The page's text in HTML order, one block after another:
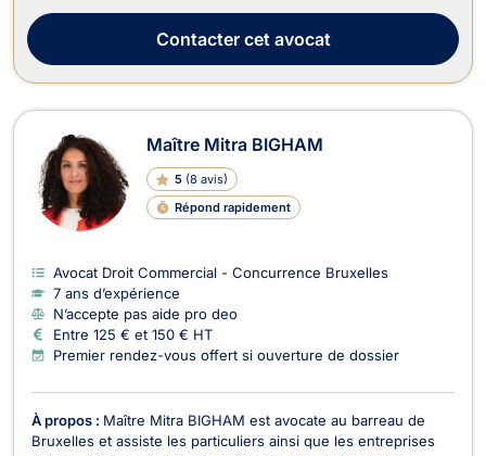
Contactercet avocat
Maître Mitra BIGHAM
5 (8 avis)
Répond rapidement
Avocat Droit Commercial - Concurrence Bruxelles
7 ans d’expérience
N’accepte pas aide pro deo
Entre 125 € et 150 € HT
Premier rendez-vous offert si ouverture de dossier
À propos : Maître Mitra BIGHAM est avocate au barreau de
Bruxelles et assiste les particuliers ainsi que les entreprises